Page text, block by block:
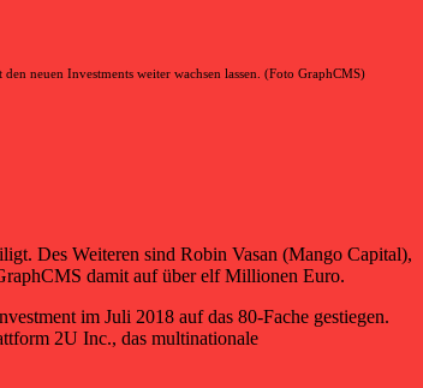
neuen Investments weiter wachsen lassen. (Foto GraphCMS)
Des Weiteren sind Robin Vasan (Mango Capital),
damit auf über elf Millionen Euro.
im Juli 2018 auf das 80-Fache gestiegen.
2U Inc., das multinationale